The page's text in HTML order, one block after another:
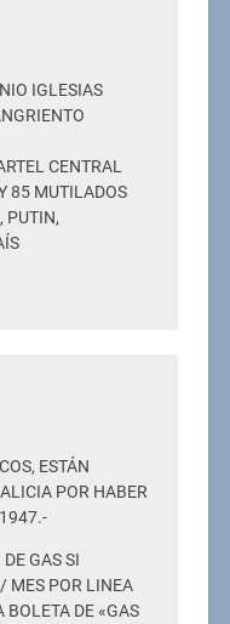
IGLESIAS
CENTRAL
85 MUTILADOS
PUTIN,
ESTÁN
POR HABER
DE GAS SI
MES POR LINEA
BOLETA DE «GAS